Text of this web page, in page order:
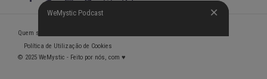
WeMystic Podcast
WeMystic Podcast
Quem somos
Política de Utilização de Cookies
© 2025 WeMystic - Feito por nós, com ♥